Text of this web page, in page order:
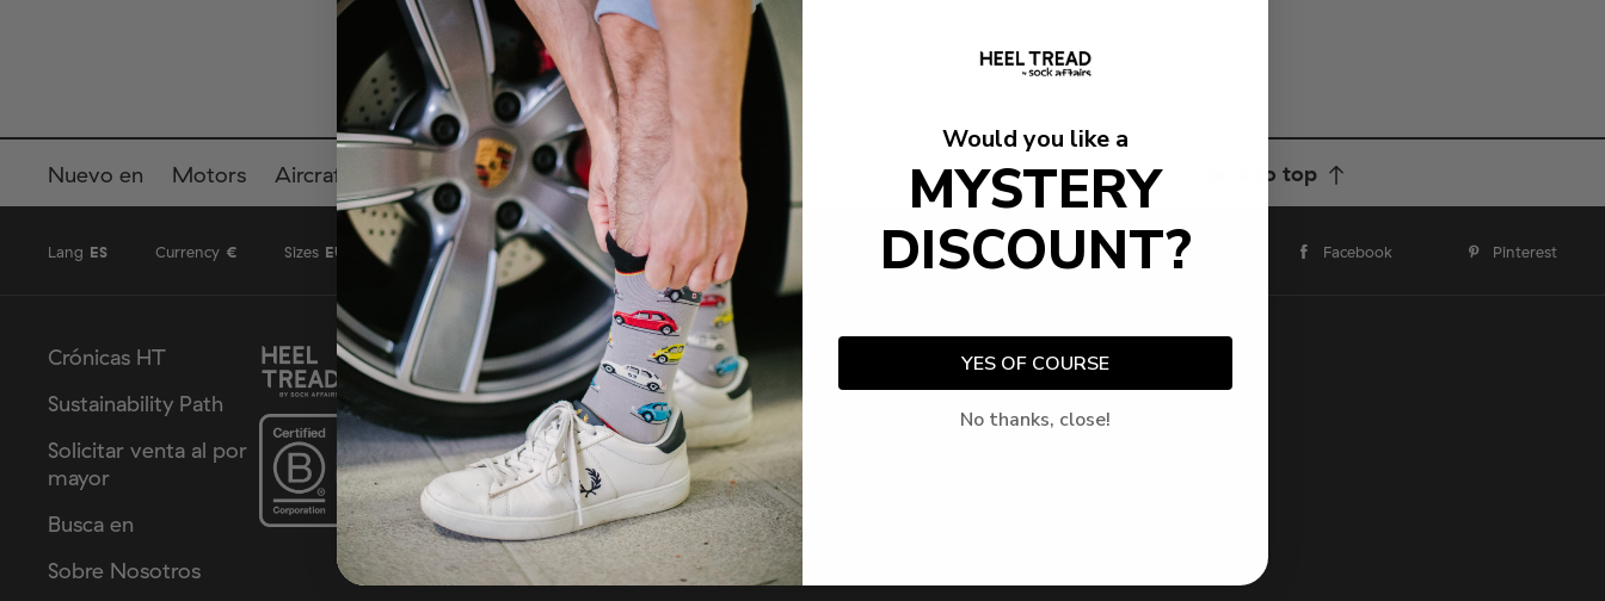
Nuevo en Motors Aircrafts Gift Cards & Packs Más Vendidos Back to top
Lang ES Currency € Sizes EU Instagram Twitter Facebook Pinterest
Crónicas HT
Sustainability Path
Solicitar venta al por
mayor
Busca en
Sobre Nosotros
Would you like a
MYSTERY
DISCOUNT?
YES OF COURSE
No thanks, close!